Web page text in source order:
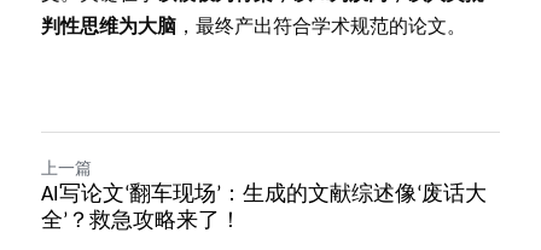
判性思维为大脑 ，最终产出符合学术规范的论文。
上一篇
AI写论文‘翻车现场’：生成的文献综述像‘废话大
全’？救急攻略来了！